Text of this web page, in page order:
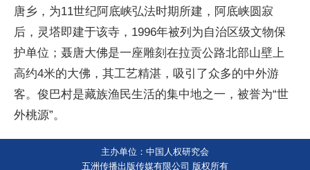
唐乡，为11世纪阿底峡弘法时期所建，阿底峡圆寂
后，灵塔即建于该寺，1996年被列为自治区级文物保
护单位；聂唐大佛是一座雕刻在拉贡公路北部山壁上
高约4米的大佛，其工艺精湛，吸引了众多的中外游
客。俊巴村是藏族渔民生活的集中地之一，被誉为“世
外桃源”。
主办单位：中国人权研究会
五洲传播出版传媒有限公司 版权所有